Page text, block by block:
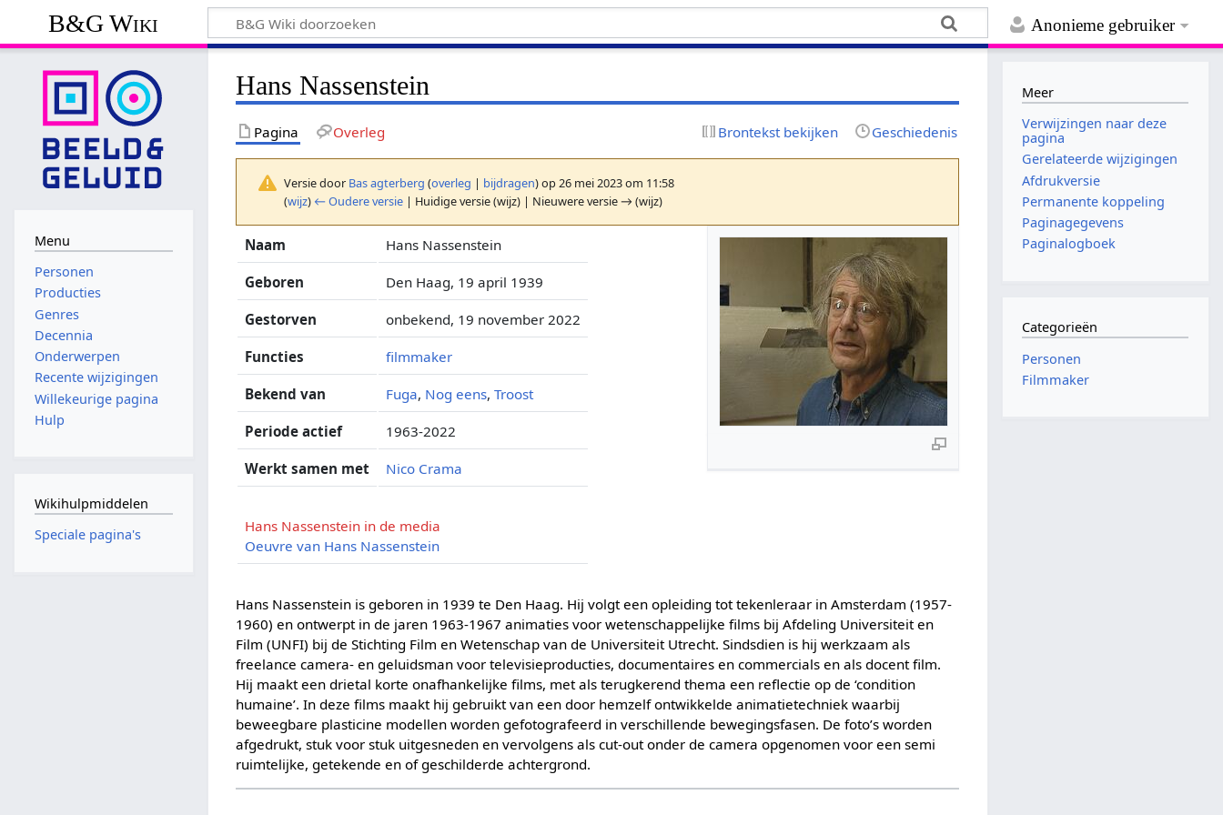
Anonieme gebruiker
B&G Wiki
Hans Nassenstein
Pagina Overleg Brontekst bekijken Geschiedenis
Versie door Bas agterberg (overleg | bijdragen)op 26 mei 2023 om 11:58
(wijz) ← Oudere versie | Huidige versie (wijz) | Nieuwere versie → (wijz)
Naam Hans Nassenstein
Geboren Den Haag, 19 april 1939
Gestorven onbekend, 19 november 2022
Functies filmmaker
Bekend van Fuga, Nog eens,Troost
Periode actief 1963-2022
Werkt samen met Nico Crama
Hans Nassenstein in de media
Oeuvre van Hans Nassenstein
Hans Nassenstein is geboren in 1939 te Den Haag. Hij volgt een opleiding tot tekenleraar in Amsterdam (1957-
1960) en ontwerpt in de jaren 1963-1967 animaties voor wetenschappelijke films bij Afdeling Universiteit en
Film (UNFI) bij de Stichting Film en Wetenschap van de Universiteit Utrecht. Sindsdien is hij werkzaam als
freelance camera- en geluidsman voor televisieproducties, documentaires en commercials en als docent film.
Hij maakt een drietal korte onafhankelijke films, met als terugkerend thema een reflectie op de ‘condition
humaine’. In deze films maakt hij gebruikt van een door hemzelf ontwikkelde animatietechniek waarbij
beweegbare plasticine modellen worden gefotografeerd in verschillende bewegingsfasen. De foto’s worden
afgedrukt, stuk voor stuk uitgesneden en vervolgens als cut-out onder de camera opgenomen voor een semi
ruimtelijke, getekende en of geschilderde achtergrond.
Menu
Personen
Producties
Genres
Decennia
Onderwerpen
Recente wijzigingen
Willekeurige pagina
Hulp
Wikihulpmiddelen
Speciale pagina's
Meer
Verwijzingen naar deze
pagina
Gerelateerde wijzigingen
Afdrukversie
Permanente koppeling
Paginagegevens
Paginalogboek
Categorieën
Personen
Filmmaker